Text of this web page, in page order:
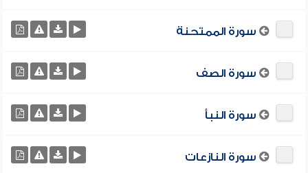
سورة الممتحنة
سورة الصف
سورة النبأ
سورة النازعات